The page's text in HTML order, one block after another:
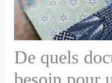
De quels
besoin pour